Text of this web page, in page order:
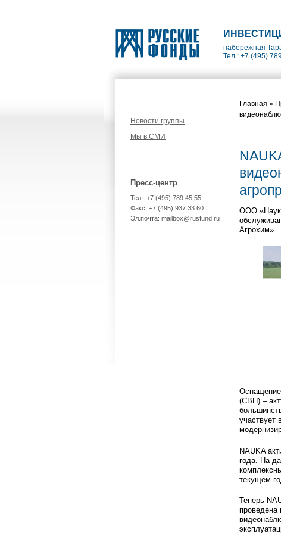
набережная
Тел.: +7 (495)
Новости группы
Мы в СМИ
Пресс-центр
Тел.: +7 (495) 789 45 55
Факс: +7 (495) 937 33 60
Эл.почта: mailbox@rusfund.ru
Главная »
ООО
Агрохим».
(СВН) –
участвует
NAUKA
года. На
текущем
Теперь
проведена